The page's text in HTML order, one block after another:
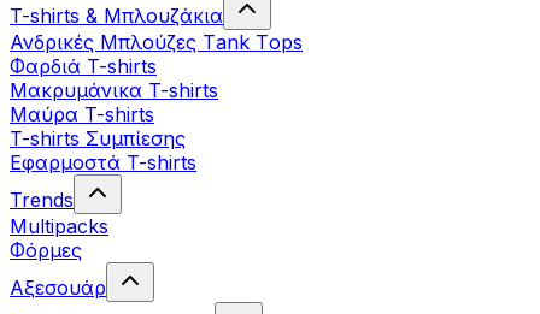
T-shirts & Μπλουζάκια
Ανδρικές Mπλούζες Τank Τops
Φαρδιά T-shirts
Μακρυμάνικα T-shirts
Μαύρα T-shirts
T-shirts Συμπίεσης
Εφαρμοστά T-shirts
Trends
Multipacks
Φόρμες
Αξεσουάρ